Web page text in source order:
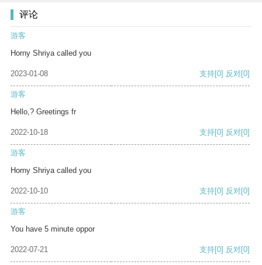
评论
游客
Horny Shriya called you
2023-01-08 支持[0] 反对[0]
游客
Hello,? Greetings fr
2022-10-18 支持[0] 反对[0]
游客
Horny Shriya called you
2022-10-10 支持[0] 反对[0]
游客
You have 5 minute oppor
2022-07-21 支持[0] 反对[0]